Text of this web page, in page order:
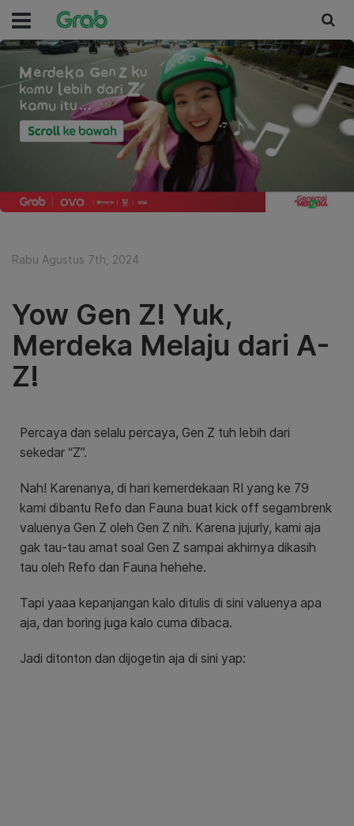
Rabu Agustus 7th, 2024
Yow Gen Z! Yuk,
Merdeka Melaju dari A-
Z!
Percaya dan selalu percaya, Gen Z tuh lebih dari
sekedar “Z”.
Nah! Karenanya, di hari kemerdekaan RI yang ke 79
kami dibantu Refo dan Fauna buat kick off segambrenk
valuenya Gen Z oleh Gen Z nih. Karena jujurly, kami aja
gak tau-tau amat soal Gen Z sampai akhirnya dikasih
tau oleh Refo dan Fauna hehehe.
Tapi yaaa kepanjangan kalo ditulis di sini valuenya apa
aja, dan boring juga kalo cuma dibaca.
Jadi ditonton dan dijogetin aja di sini yap: